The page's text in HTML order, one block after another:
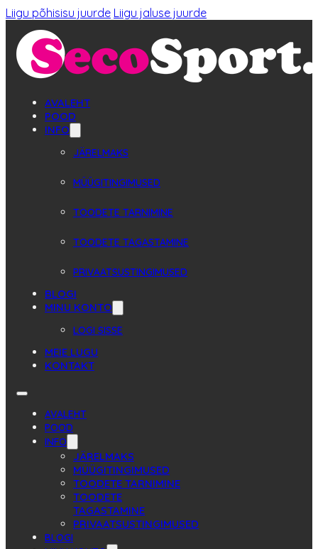
Liigu põhisisu juurde Liigu jaluse juurde
AVALEHT
POOD
INFO
JÄRELMAKS
MÜÜGITINGIMUSED
TOODETE TARNIMINE
TOODETE TAGASTAMINE
PRIVAATSUSTINGIMUSED
BLOGI
MINU KONTO
LOGI SISSE
MEIE LUGU
KONTAKT
AVALEHT
POOD
INFO
JÄRELMAKS
MÜÜGITINGIMUSED
TOODETE TARNIMINE
TOODETE
TAGASTAMINE
PRIVAATSUSTINGIMUSED
BLOGI